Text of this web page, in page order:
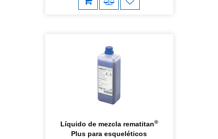
Líquido de mezcla rematitan®
Plus para esqueléticos